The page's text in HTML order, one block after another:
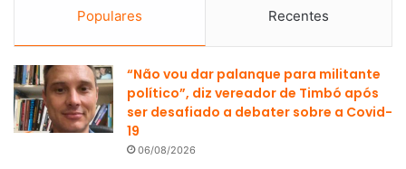
Populares Recentes
“Não vou dar palanque para militante
político”, diz vereador de Timbó após
ser desafiado a debater sobre a Covid-
19
06/08/2026